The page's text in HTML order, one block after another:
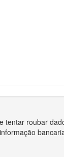
roubar